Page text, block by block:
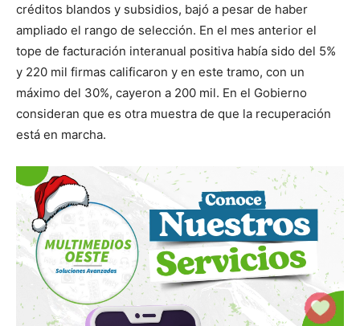
créditos blandos y subsidios, bajó a pesar de haber
ampliado el rango de selección. En el mes anterior el
tope de facturación interanual positiva había sido del 5%
y 220 mil firmas calificaron y en este tramo, con un
máximo del 30%, cayeron a 200 mil. En el Gobierno
consideran que es otra muestra de que la recuperación
está en marcha.